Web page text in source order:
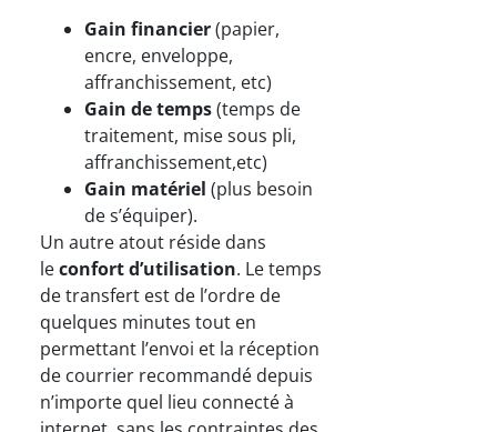
Gain financier(papier,
encre, enveloppe,
affranchissement, etc)
Gain de temps(temps de
traitement, mise sous pli,
affranchissement,etc)
Gain matériel (plus besoin
de s’équiper).
Un autre atout réside dans
leconfort d’utilisation. Le temps
de transfert est de l’ordre de
quelques minutes tout en
permettant l’envoi et la réception
de courrier recommandé depuis
n’importe quel lieu connecté à